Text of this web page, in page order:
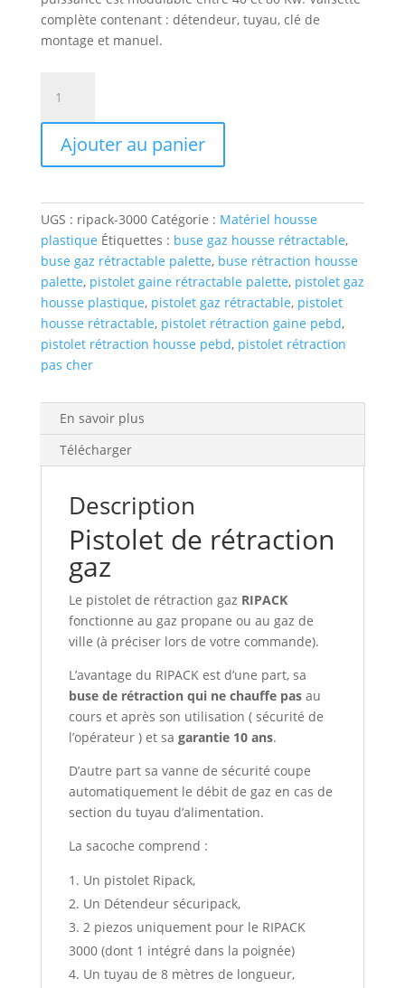
complète contenant : détendeur, tuyau, clé de
montage et manuel.
Pistolet
rétraction
RIPACK
Ajouter au panier
UGS : ripack-3000 Catégorie : Matériel housse
plastique Étiquettes : buse gaz housse rétractable,
buse gaz rétractable palette, buse rétraction housse
palette, pistolet gaine rétractable palette, pistolet gaz
housse plastique, pistolet gaz rétractable, pistolet
housse rétractable, pistolet rétraction gaine pebd,
pistolet rétraction housse pebd, pistolet rétraction
pas cher
En savoir plus
Télécharger
Description
Pistolet de rétraction
gaz
Le pistolet de rétraction gaz RIPACK
fonctionne au gaz propane ou au gaz de
ville (à préciser lors de votre commande).
L’avantage du RIPACK est d’une part, sa
buse de rétraction qui ne chauffe pasau
cours et après son utilisation ( sécurité de
l’opérateur ) et sa garantie 10 ans.
D’autre part sa vanne de sécurité coupe
automatiquement le débit de gaz en cas de
section du tuyau d’alimentation.
La sacoche comprend :
Un pistolet Ripack,
Un Détendeur sécuripack,
2 piezos uniquement pour le RIPACK
3000 (dont 1 intégré dans la poignée)
Un tuyau de 8 mètres de longueur,